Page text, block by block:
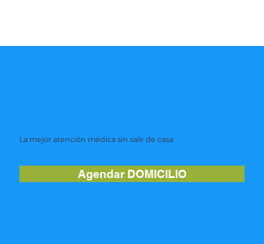
La mejor atención médica sin salir de casa
Agendar DOMICILIO